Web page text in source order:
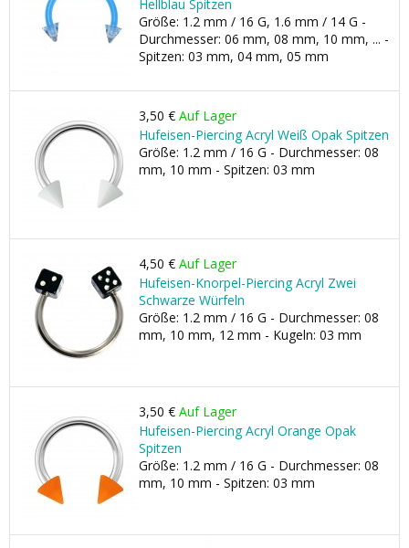
Hellblau Spitzen
Größe: 1.2 mm / 16 G, 1.6 mm / 14 G -
Durchmesser: 06 mm, 08 mm, 10 mm, ... -
Spitzen: 03 mm, 04 mm, 05 mm
3,50 € Auf Lager
Hufeisen-Piercing Acryl Weiß Opak Spitzen
Größe: 1.2 mm / 16 G - Durchmesser: 08
mm, 10 mm - Spitzen: 03 mm
4,50 € Auf Lager
Hufeisen-Knorpel-Piercing Acryl Zwei
Schwarze Würfeln
Größe: 1.2 mm / 16 G - Durchmesser: 08
mm, 10 mm, 12 mm - Kugeln: 03 mm
3,50 € Auf Lager
Hufeisen-Piercing Acryl Orange Opak
Spitzen
Größe: 1.2 mm / 16 G - Durchmesser: 08
mm, 10 mm - Spitzen: 03 mm